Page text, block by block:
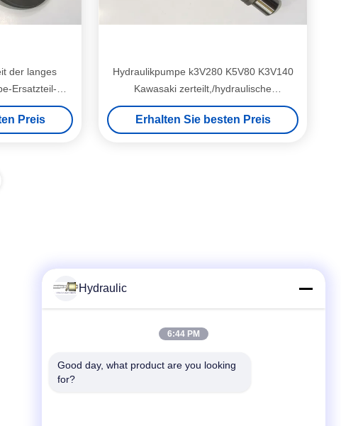
der langes
Ersatzteil-
Preis
Hydraulikpumpe k3V280 K5V80 K3V140
Kawasaki zerteilt,/hydraulische
Kolbenpumpe-Teile
Erhalten Sie besten Preis
Schneller Kontakt
Telefon:
Hydraulic
6:44 PM
Good day, what product are you looking
for?